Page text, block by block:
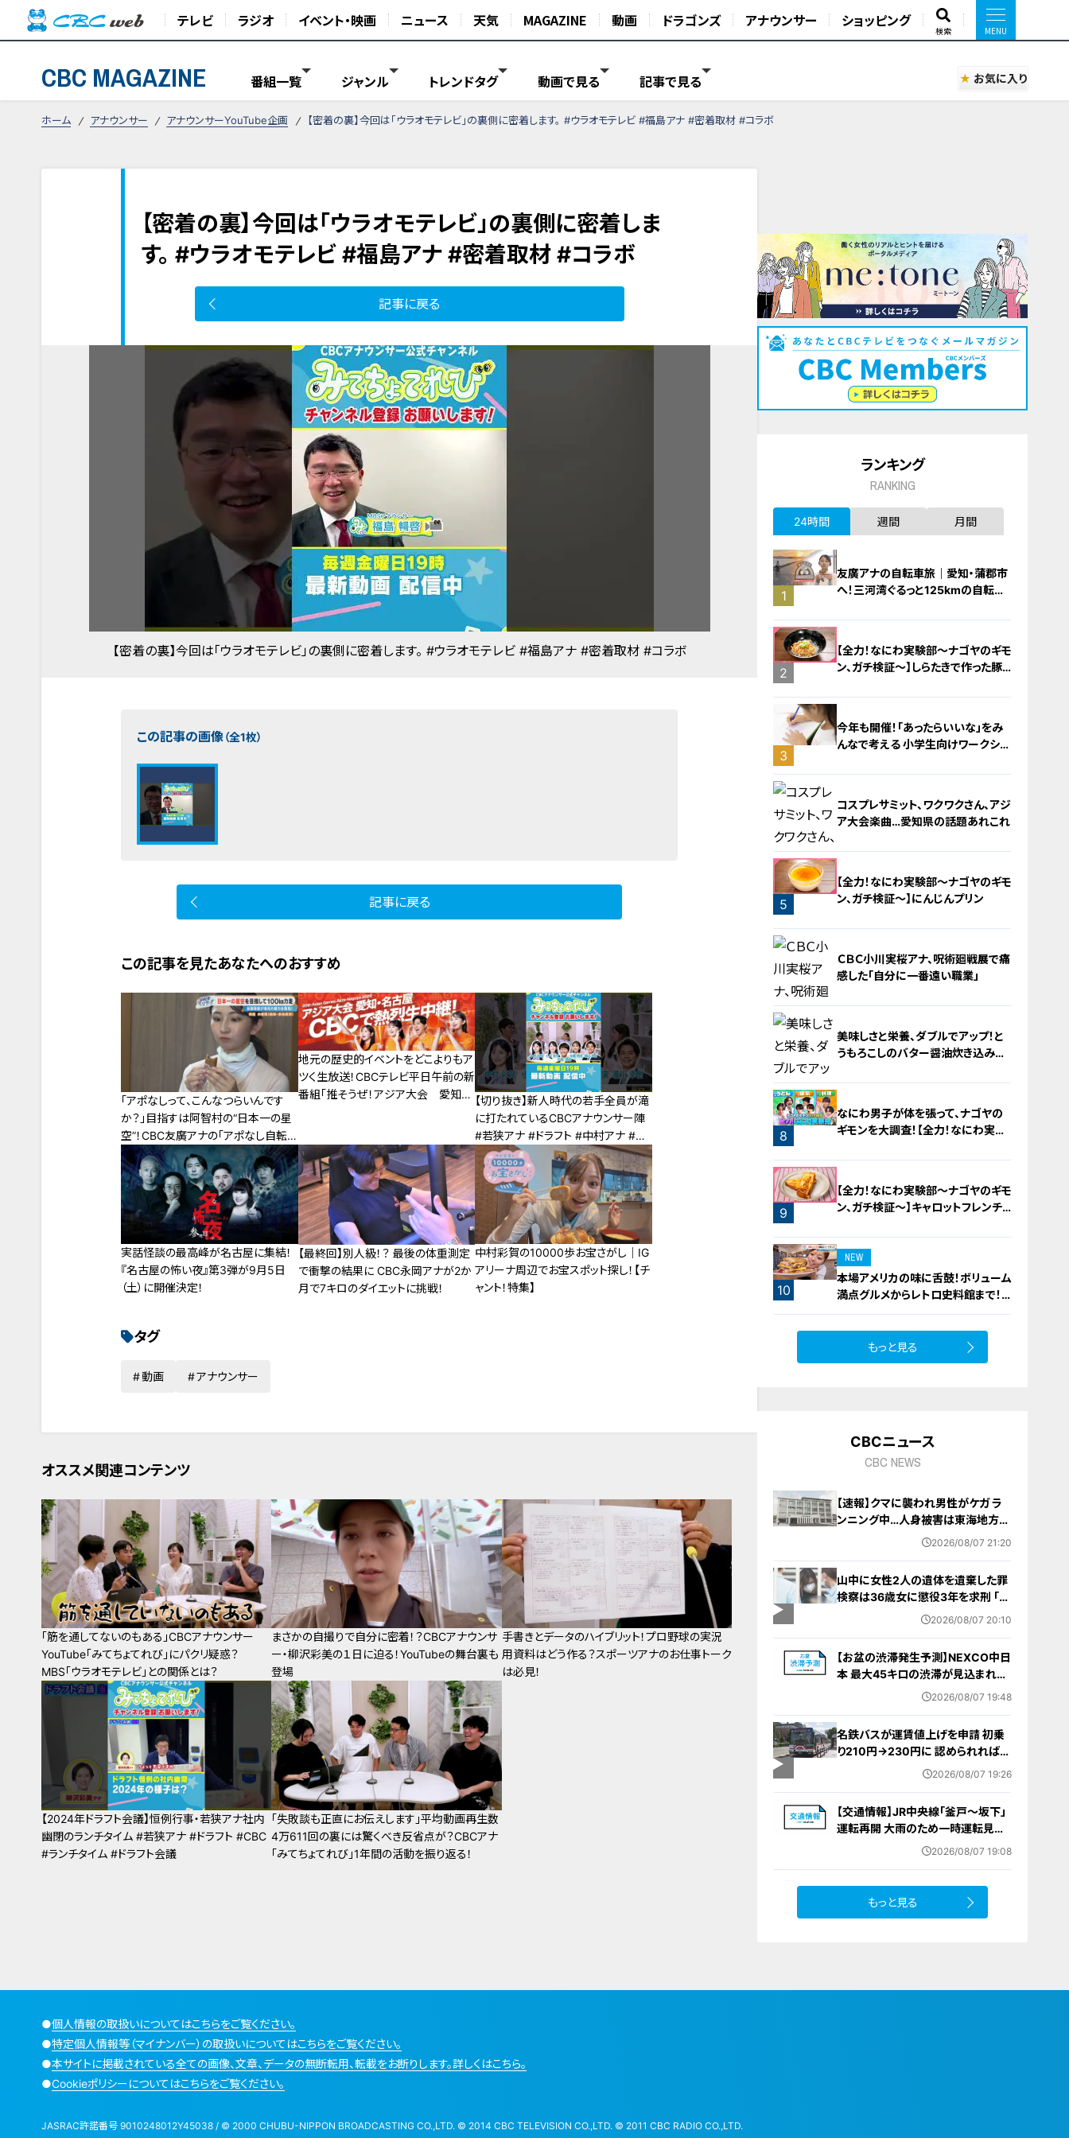
テレビ ラジオ イベント・映画 ニュース 天気 MAGAZINE 動画 ドラゴンズ アナウンサー ショッピング
検索
CBC MAGAZINE 番組一覧 ジャンル トレンドタグ 動画で見る 記事で見る お気に入り
ホーム アナウンサー アナウンサーYouTube企画 【密着の裏】今回は「ウラオモテレビ」の裏側に密着します。 #ウラオモテレビ #福島アナ #密着取材 #コラボ
【密着の裏】今回は「ウラオモテレビ」の裏側に密着しま
す。 #ウラオモテレビ #福島アナ #密着取材 #コラボ
記事に戻る
【密着の裏】今回は「ウラオモテレビ」の裏側に密着します。 #ウラオモテレビ #福島アナ #密着取材 #コラボ
この記事の画像（全1枚）
記事に戻る
この記事を見たあなたへのおすすめ
「アポなしって、こんなつらいんです
か？」目指すは阿智村の“日本一の星
空”！CBC友廣アナの「アポなし自転
車旅」が再スタート！
地元の歴史的イベントをどこよりもア
ツく生放送！CBCテレビ平日午前の新
番組「推そうぜ！アジア大会 愛知・
【切り抜き】新人時代の若手全員が滝
に打たれているCBCアナウンサー陣
#若狭アナ #ドラフト #中村アナ #光
山アナ #滝行 #社内幽閉
実話怪談の最高峰が名古屋に集結！
『名古屋の怖い夜』第3弾が9月5日
（土）に開催決定！
【最終回】別人級！？ 最後の体重測定
で衝撃の結果に CBC永岡アナが2か
月で7キロのダイエットに挑戦！
中村彩賀の10000歩お宝さがし｜IG
アリーナ周辺でお宝スポット探し！【チ
ャント！特集】
タグ
動画 アナウンサー
オススメ関連コンテンツ
「筋を通してないのもある」CBCアナウンサー
YouTube「みてちょてれび」にパクリ疑惑？
MBS「ウラオモテレビ」との関係とは？
まさかの自撮りで自分に密着！？CBCアナウンサ
ー・柳沢彩美の１日に迫る！YouTubeの舞台裏も
登場
手書きとデータのハイブリット！プロ野球の実況
用資料はどう作る？スポーツアナのお仕事トーク
は必見！
【2024年ドラフト会議】恒例行事・若狭アナ社内
幽閉のランチタイム #若狭アナ #ドラフト #CBC
#ランチタイム #ドラフト会議
「失敗談も正直にお伝えします」平均動画再生数
4万611回の裏には驚くべき反省点が？CBCアナ
「みてちょてれび」1年間の活動を振り返る！
ランキング
RANKING
24時間 週間 月間
1
友廣アナの自転車旅｜愛知・蒲郡市
へ！三河湾ぐるっと125kmの自転車
2
【全力！なにわ実験部～ナゴヤのギモ
ン、ガチ検証～】しらたきで作った豚
3
今年も開催！「あったらいいな」をみ
んなで考える 小学生向けワークショ
4
コスプレサミット、ワクワクさん、アジ
ア大会楽曲…愛知県の話題あれこれ
5
【全力！なにわ実験部～ナゴヤのギモ
ン、ガチ検証～】にんじんプリン
6
ＣＢＣ小川実桜アナ、呪術廻戦展で痛
感した「自分に一番遠い職業」
7
美味しさと栄養、ダブルでアップ！と
うもろこしのバター醤油炊き込みご
8
なにわ男子が体を張って、ナゴヤの
ギモンを大調査！【全力！なにわ実験
9
【全力！なにわ実験部～ナゴヤのギモ
ン、ガチ検証～】キャロットフレンチ
10
NEW
本場アメリカの味に舌鼓！ボリューム
満点グルメからレトロ史料館まで！
愛知・東海市の感動スポット3選
もっと見る
CBCニュース
CBC NEWS
【速報】クマに襲われ男性がケガ ラ
ンニング中…人身被害は東海地方で
今シーズン初めて 岐阜県高山市
2026/08/07 21:20
山中に女性2人の遺体を遺棄した罪
検察は36歳女に懲役3年を求刑 ｢遺
棄時に近くに居続けたこと自体が重
2026/08/07 20:10
【お盆の渋滞発生予測】NEXCO中日
本 最大45キロの渋滞が見込まれる
区間も… 中央道・東名・新東名・東名
2026/08/07 19:48
名鉄バスが運賃値上げを申請 初乗
り210円→230円に 認められれば
12月から全路線で平均1割程度の値
2026/08/07 19:26
【交通情報】JR中央線「釜戸～坂下」
運転再開 大雨のため一時運転見合
2026/08/07 19:08
もっと見る
●個人情報の取扱いについてはこちらをご覧ください。
●特定個人情報等（マイナンバー）の取扱いについてはこちらをご覧ください。
●本サイトに掲載されている全ての画像、文章、データの無断転用、転載をお断りします。詳しくはこちら。
●Cookieポリシーについてはこちらをご覧ください。
JASRAC許諾番号 9010248012Y45038 / © 2000 CHUBU-NIPPON BROADCASTING CO.,LTD. © 2014 CBC TELEVISION CO.,LTD. © 2011 CBC RADIO CO.,LTD.